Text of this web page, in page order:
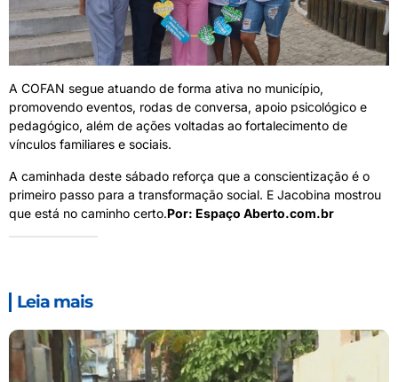
A COFAN segue atuando de forma ativa no município,
promovendo eventos, rodas de conversa, apoio psicológico e
pedagógico, além de ações voltadas ao fortalecimento de
vínculos familiares e sociais.
A caminhada deste sábado reforça que a conscientização é o
primeiro passo para a transformação social. E Jacobina mostrou
que está no caminho certo.Por: Espaço Aberto.com.br
Leia mais